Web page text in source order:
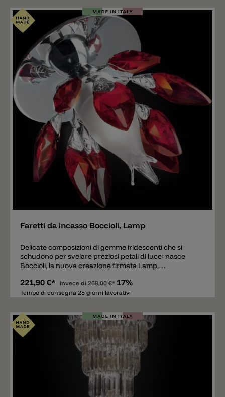
Faretti da incasso Boccioli, Lamp
Delicate composizioni di gemme iridescenti che si
schudono per svelare preziosi petali di luce: nasce
Boccioli, la nuova creazione firmata Lamp,
e colore sottolineano gli spazi con brillante grazia. Una
linea che non solo illumina, ma suggerisce inedite
221,90 €* invece di 268,00 €* 17%
Tempo di consegna 28 giorni lavorativi